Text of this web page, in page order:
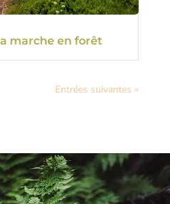
marche en forêt
Entrées suivantes »